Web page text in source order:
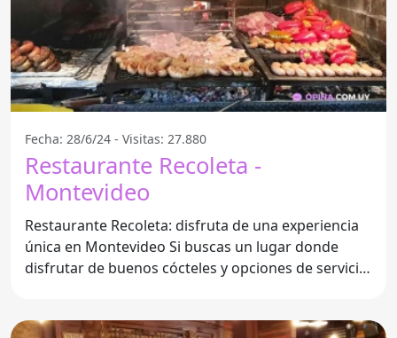
Fecha: 28/6/24 - Visitas: 27.880
Restaurante Recoleta -
Montevideo
Restaurante Recoleta: disfruta de una experiencia
única en Montevideo Si buscas un lugar donde
disfrutar de buenos cócteles y opciones de servicio